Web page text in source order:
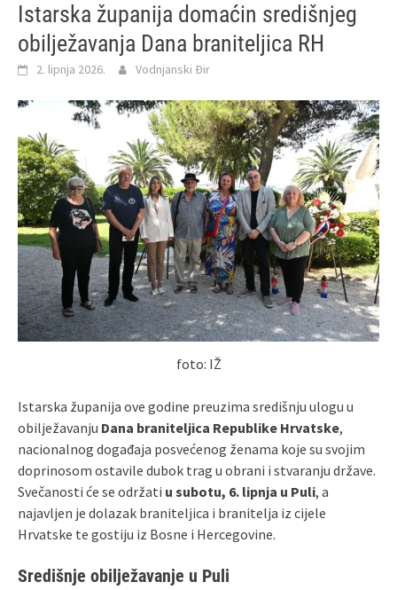
Istarska županija domaćin središnjeg
obilježavanja Dana braniteljica RH
2. lipnja 2026. Vodnjanski Đir
foto: IŽ
Istarska županija ove godine preuzima središnju ulogu u
obilježavanju Dana braniteljica Republike Hrvatske,
nacionalnog događaja posvećenog ženama koje su svojim
doprinosom ostavile dubok trag u obrani i stvaranju države.
Svečanosti će se održati u subotu, 6. lipnja u Puli, a
najavljen je dolazak braniteljica i branitelja iz cijele
Hrvatske te gostiju iz Bosne i Hercegovine.
Središnje obilježavanje u Puli